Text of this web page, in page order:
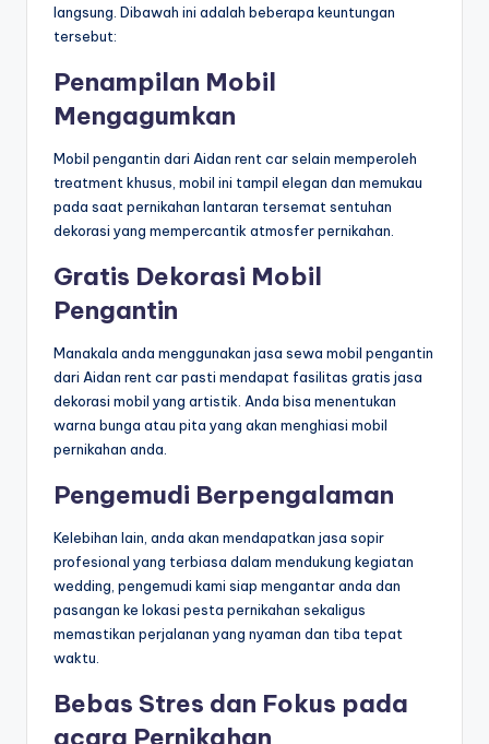
langsung. Dibawah ini adalah beberapa keuntungan
tersebut:
Penampilan Mobil
Mengagumkan
Mobil pengantin dari Aidan rent car selain memperoleh
treatment khusus, mobil ini tampil elegan dan memukau
pada saat pernikahan lantaran tersemat sentuhan
dekorasi yang mempercantik atmosfer pernikahan.
Gratis Dekorasi Mobil
Pengantin
Manakala anda menggunakan jasa sewa mobil pengantin
dari Aidan rent car pasti mendapat fasilitas gratis jasa
dekorasi mobil yang artistik. Anda bisa menentukan
warna bunga atau pita yang akan menghiasi mobil
pernikahan anda.
Pengemudi Berpengalaman
Kelebihan lain, anda akan mendapatkan jasa sopir
profesional yang terbiasa dalam mendukung kegiatan
wedding, pengemudi kami siap mengantar anda dan
pasangan ke lokasi pesta pernikahan sekaligus
memastikan perjalanan yang nyaman dan tiba tepat
waktu.
Bebas Stres dan Fokus pada
acara Pernikahan